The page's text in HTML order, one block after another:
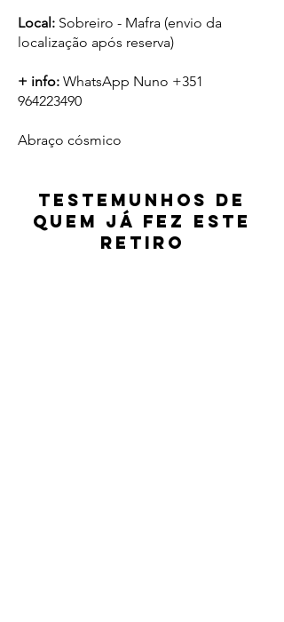
Local: Sobreiro - Mafra (envio da
localização após reserva)
+ info: WhatsApp Nuno +351
964223490
Abraço cósmico
Testemunhos de
quem já fez este
retiro